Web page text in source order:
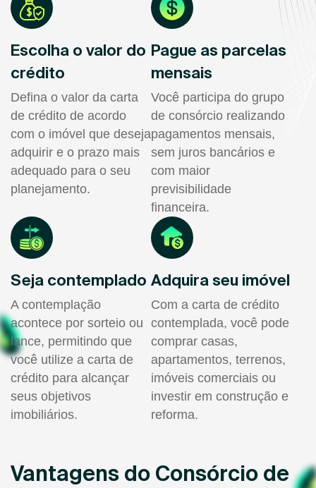
Escolha o valor do
crédito
Defina o valor da carta
de crédito de acordo
com o imóvel que deseja
adquirir e o prazo mais
adequado para o seu
planejamento.
Pague as parcelas
mensais
Você participa do grupo
de consórcio realizando
pagamentos mensais,
sem juros bancários e
com maior
previsibilidade
financeira.
Seja contemplado
A contemplação
acontece por sorteio ou
lance, permitindo que
você utilize a carta de
crédito para alcançar
seus objetivos
imobiliários.
Adquira seu imóvel
Com a carta de crédito
contemplada, você pode
comprar casas,
apartamentos, terrenos,
imóveis comerciais ou
investir em construção e
reforma.
Vantagens do Consórcio de